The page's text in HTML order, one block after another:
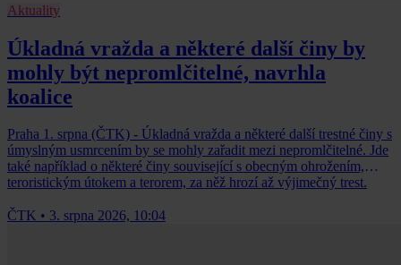
Aktuality
Úkladná vražda a některé další činy by
mohly být nepromlčitelné, navrhla
koalice
Praha 1. srpna (ČTK) - Úkladná vražda a některé další trestné činy s
úmyslným usmrcením by se mohly zařadit mezi nepromlčitelné. Jde
také například o některé činy související s obecným ohrožením,
teroristickým útokem a terorem, za něž hrozí až výjimečný trest.
ČTK • 3. srpna 2026, 10:04